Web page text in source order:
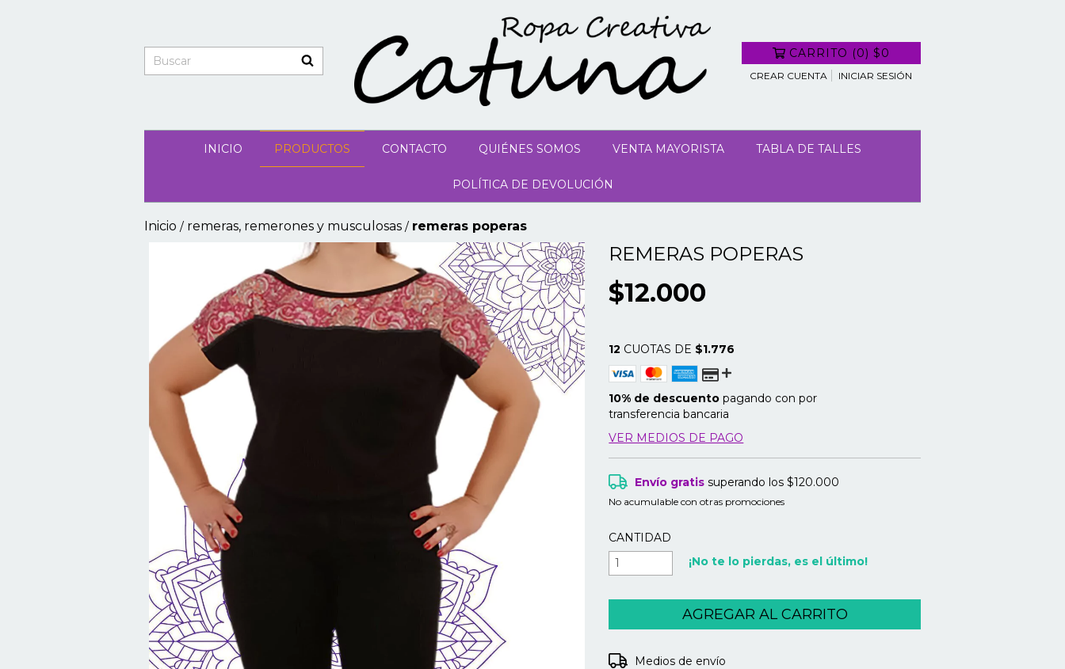
CARRITO (0) $0
CREAR CUENTA INICIAR SESIÓN
INICIO PRODUCTOS CONTACTO QUIÉNES SOMOS VENTA MAYORISTA TABLA DE TALLES
POLÍTICA DE DEVOLUCIÓN
Inicio / remeras, remerones y musculosas / remeras poperas
REMERAS POPERAS
$12.000
12 CUOTAS DE $1.776
10% de descuento pagando con por
transferencia bancaria
VER MEDIOS DE PAGO
Envío gratis superando los $120.000
No acumulable con otras promociones
CANTIDAD
¡No te lo pierdas, es el último!
Entregas para el CP:
Medios de envío